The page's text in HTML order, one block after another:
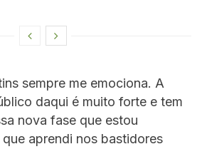
sempre me emociona. A
daqui é muito forte e tem
nova fase que estou
aprendi nos bastidores